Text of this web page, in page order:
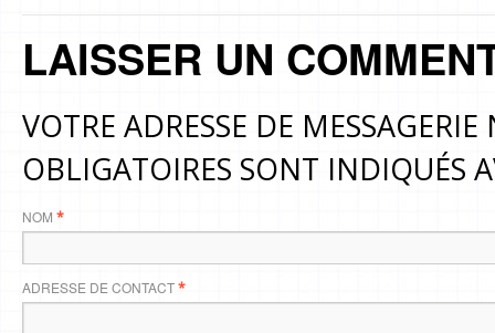
LAISSER UN
VOTRE ADRESSE DE
OBLIGATOIRES SONT INDIQUÉS
NOM *
ADRESSE DE CONTACT*